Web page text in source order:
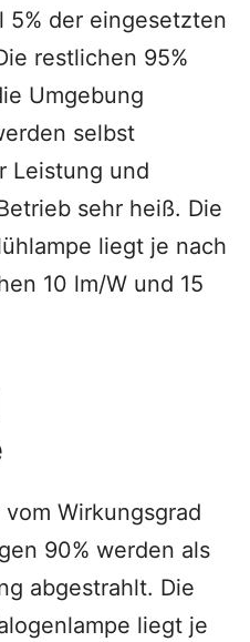
5% der eingesetzten
restlichen 95%
Umgebung
selbst
Leistung und
sehr heiß. Die
liegt je nach
10 lm/W und 15
Wirkungsgrad
90% werden als
abgestrahlt. Die
liegt je